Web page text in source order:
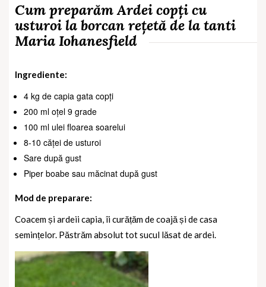
Cum preparăm Ardei copți cu
usturoi la borcan rețetă de la tanti
Maria Iohanesfield
Ingrediente:
4 kg de capia gata copți
200 ml oțel 9 grade
100 ml ulei floarea soarelui
8-10 căței de usturoi
Sare după gust
Piper boabe sau măcinat după gust
Mod de preparare:
Coacem și ardeii capia, îi curățăm de coajă și de casa
semințelor. Păstrăm absolut tot sucul lăsat de ardei.